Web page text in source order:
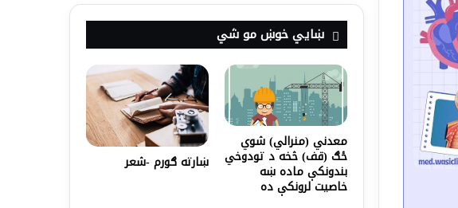
ښايي خوښ مو شي
معدني (منرالي) شوي
ځګ (قف) څخه د تودوخي
بندونکې ماده ښه
خاصيت لرونکې ده
ښارته ګورم -شعر